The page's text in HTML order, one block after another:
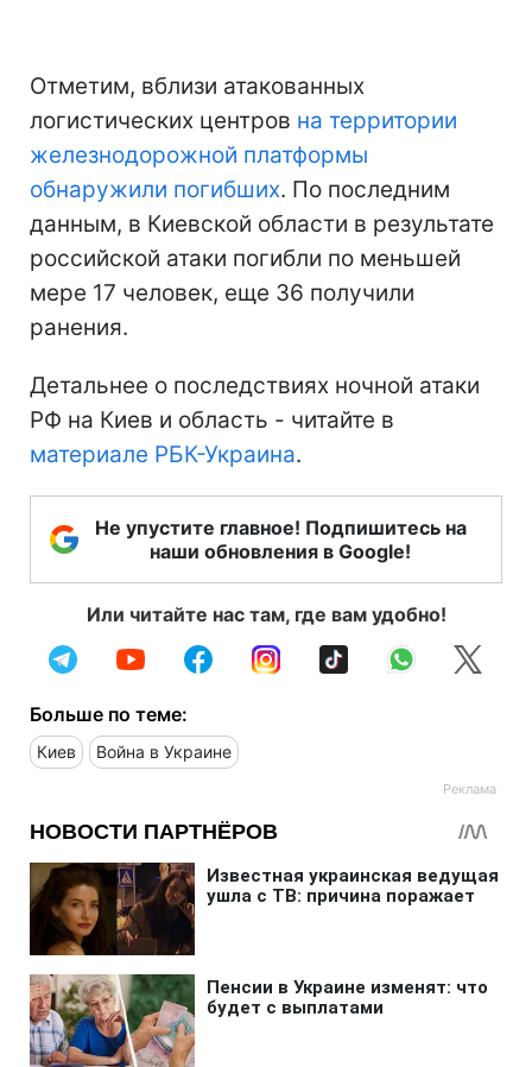
Отметим, вблизи атакованных
логистических центров на территории
железнодорожной платформы
обнаружили погибших. По последним
данным, в Киевской области в результате
российской атаки погибли по меньшей
мере 17 человек, еще 36 получили
ранения.
Детальнее о последствиях ночной атаки
РФ на Киев и область - читайте в
материале РБК-Украина.
Не упустите главное! Подпишитесь на
наши обновления в Google!
Или читайте нас там, где вам удобно!
Больше по теме:
Киев Война в Украине